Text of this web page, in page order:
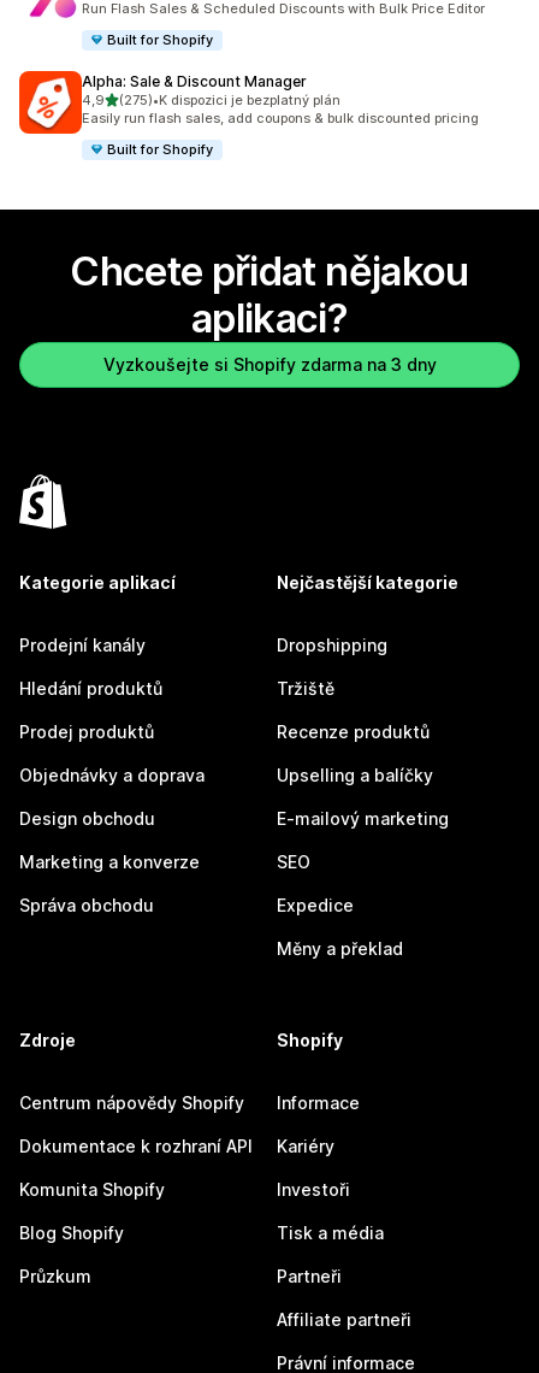
Run Flash Sales & Scheduled Discounts with Bulk Price Editor
Built for Shopify
Alpha: Sale & Discount Manager
4,9z 5 hvězd
(275)
Celkový počet recenzí: 275
•K dispozici je bezplatný plán
Easily run flash sales, add coupons & bulk discounted pricing
Built for Shopify
Chcete přidat nějakou
aplikaci?
Vyzkoušejte si Shopify zdarma na 3 dny
Kategorie aplikací
Prodejní kanály
Hledání produktů
Prodej produktů
Objednávky a doprava
Design obchodu
Marketing a konverze
Správa obchodu
Nejčastější kategorie
Dropshipping
Tržiště
Recenze produktů
Upselling a balíčky
E-mailový marketing
SEO
Expedice
Měny a překlad
Zdroje
Centrum nápovědy Shopify
Dokumentace k rozhraní API
Komunita Shopify
Blog Shopify
Průzkum
Shopify
Informace
Kariéry
Investoři
Tisk a média
Partneři
Affiliate partneři
Právní informace